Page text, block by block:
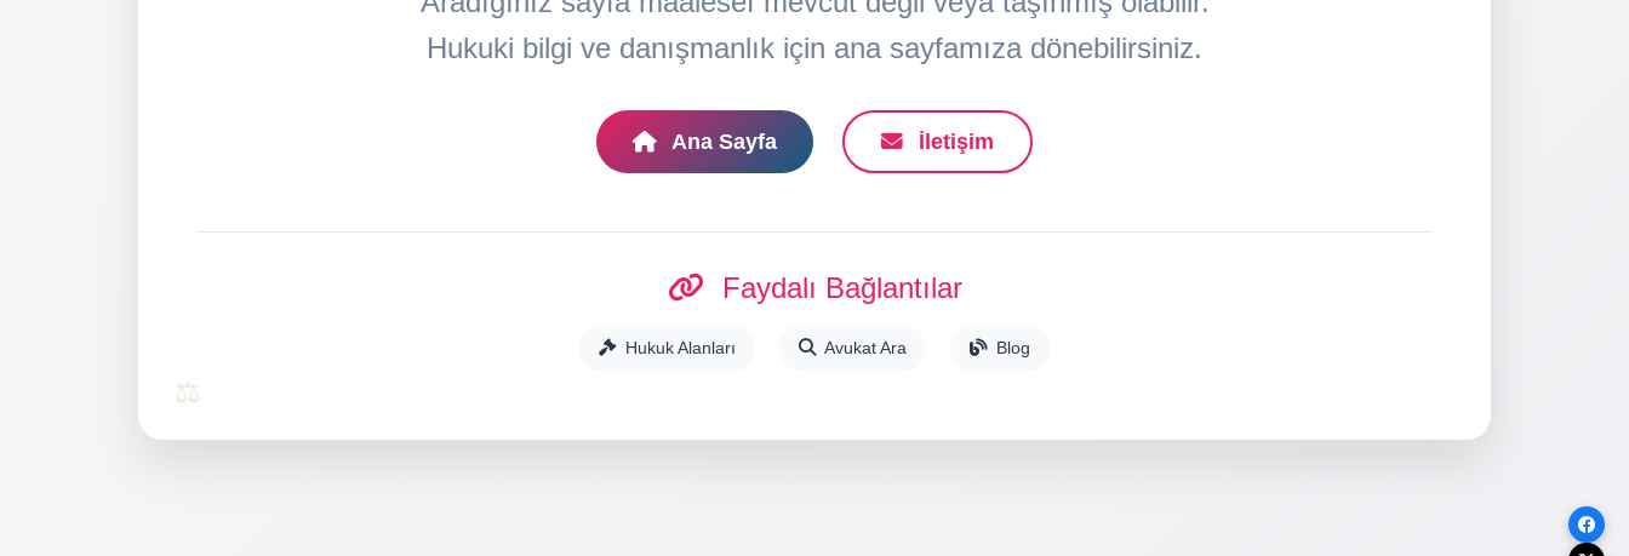
Hukuki bilgi ve danışmanlık için ana sayfamıza dönebilirsiniz.
Ana Sayfa İletişim
Faydalı Bağlantılar
Hukuk Alanları Avukat Ara Blog